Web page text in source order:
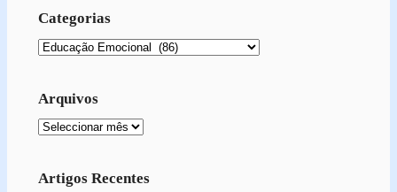
Categorias
Categorias
Arquivos
Arquivo
Artigos Recentes